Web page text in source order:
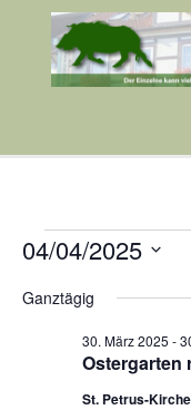
FÜR
APRIL
04/04/2025
wählen.
Ganztägig
Ostergarten
30. März 2025 -
St. Petrus-Kirche